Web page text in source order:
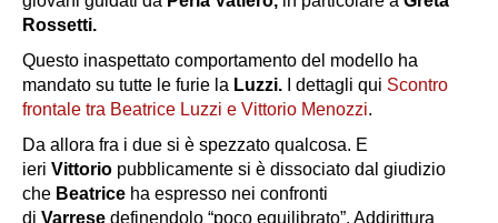
Rossetti.
Questo inaspettato comportamento del modello ha
mandato su tutte le furie la Luzzi. I dettagli qui Scontro
frontale tra Beatrice Luzzi e Vittorio Menozzi.
Da allora fra i due si è spezzato qualcosa. E
ieri Vittorio pubblicamente si è dissociato dal giudizio
che Beatrice ha espresso nei confronti
di Varrese definendolo “poco equilibrato”. Addirittura